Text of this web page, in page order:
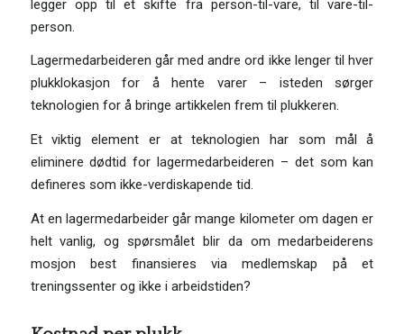
legger opp til et skifte fra person-til-vare, til vare-til-
person.
Lagermedarbeideren går med andre ord ikke lenger til hver
plukklokasjon for å hente varer – isteden sørger
teknologien for å bringe artikkelen frem til plukkeren.
Et viktig element er at teknologien har som mål å
eliminere dødtid for lagermedarbeideren – det som kan
defineres som ikke-verdiskapende tid.
At en lagermedarbeider går mange kilometer om dagen er
helt vanlig, og spørsmålet blir da om medarbeiderens
mosjon best finansieres via medlemskap på et
treningssenter og ikke i arbeidstiden?